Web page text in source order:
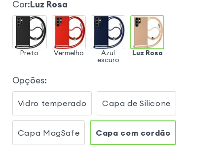
Cor:Luz Rosa
Preto Vermelho Azul
escuro
Luz Rosa
Opções:
Vidro temperado Capa de Silicone
Capa MagSafe Capa com cordão